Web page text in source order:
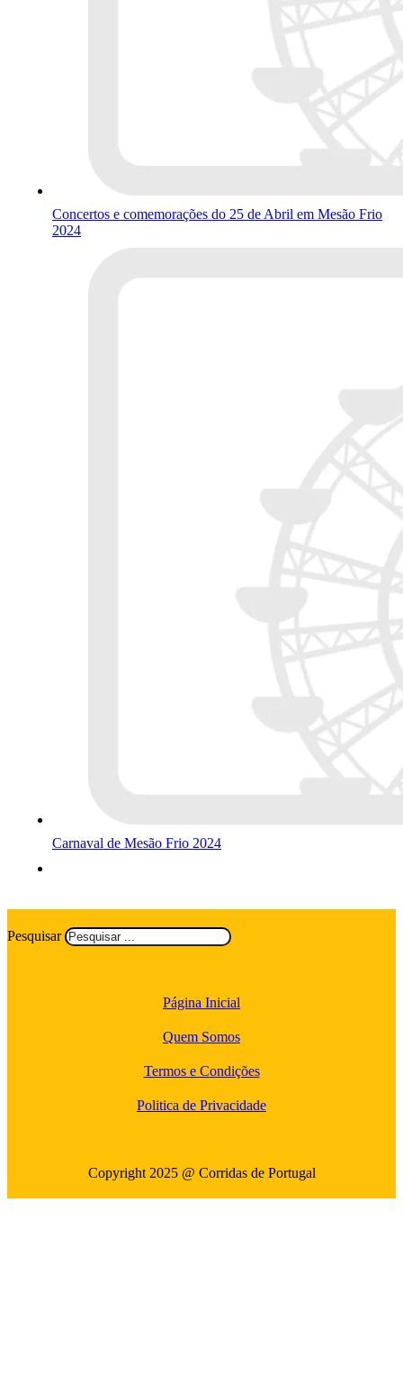
Concertos e comemorações do 25 de Abril em Mesão Frio
2024
Carnaval de Mesão Frio 2024
Pesquisar
Página Inicial
Quem Somos
Termos e Condições
Politica de Privacidade
Copyright 2025 @ Corridas de Portugal